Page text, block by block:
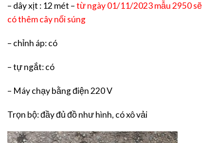
– dây xịt : 12 mét –từ ngày 01/11/2023 mẫu 2950 sẽ
có thêm cây nối súng
– chỉnh áp: có
– tự ngắt: có
– Máy chạy bằng điện 220 V
Trọn bộ: đầy đủ đồ như hình, có xô vải